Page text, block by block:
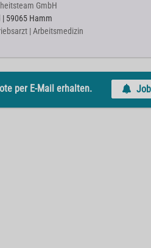
GmbH
59065 Hamm
| Arbeitsmedizin
per E-Mail erhalten.